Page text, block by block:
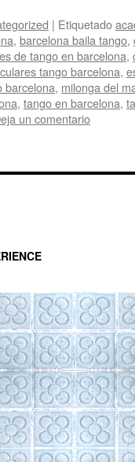
| Etiquetado
, barcelona baila tango,
de tango en barcelona,
tango barcelona,
barcelona, milonga del
, tango en barcelona,
un comentario